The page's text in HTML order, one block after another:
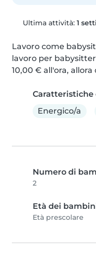
Ultima attività: 1
Lavoro come
lavoro per
10,00 € all'ora,
Energico/a
Numero di
2
Età dei
Età prescolare